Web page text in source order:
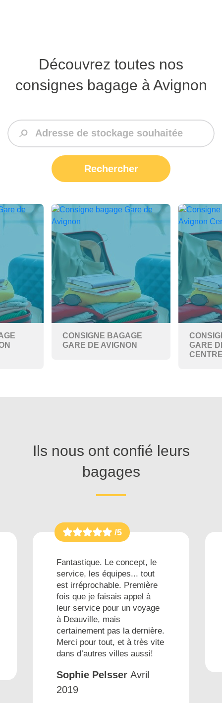
Découvrez toutes nos
consignes bagage à Avignon
Rechercher
CONSIGNE BAGAGE
GARE DE AVIGNON
GARE
Ils nous ont confié leurs
bagages
/5
Fantastique. Le concept, le
service, les équipes... tout
est irréprochable. Première
fois que je faisais appel à
leur service pour un voyage
à Deauville, mais
certainement pas la dernière.
Merci pour tout, et à très vite
dans d’autres villes aussi!
Sophie Pelsser Avril
2019